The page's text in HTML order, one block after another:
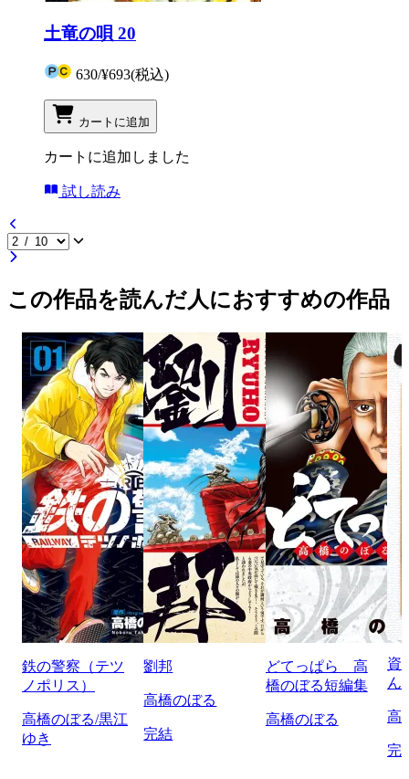
土竜の唄 20
630/¥693(税込)
カートに追加
カートに追加しました
試し読み
この作品を読んだ人におすすめの作品
鉄の警察（テツ
ノポリス）
高橋のぼる/黒江
ゆき
劉邦
高橋のぼる
完結
どてっぱら 高
橋のぼる短編集
高橋のぼる
資
ん
高
完